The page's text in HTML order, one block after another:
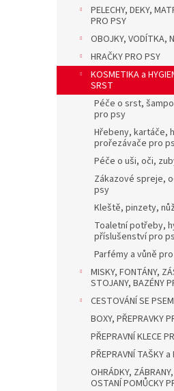
PELECHY, DEKY,
PRO PSY
OBOJKY, VODÍTKA,
HRAČKY PRO PSY
KOSMETIKA a
SRST
Péče o srst,
pro psy
Hřebeny, kartáče,
prořezávače pro
Péče o uši, oči,
Zákazové spreje,
psy
Kleště, pinzety,
Toaletní potřeby,
příslušenství pro
Parfémy a vůně
MISKY, FONTÁNY,
STOJANY, BAZÉNY
CESTOVÁNÍ SE PSEM
BOXY, PŘEPRAVKY
PŘEPRAVNÍ KLECE
PŘEPRAVNÍ TAŠKY
OHRÁDKY,
OSTANÍ POMŮCKY